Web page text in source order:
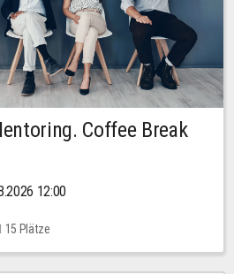
Coffee Break
12:00
15 Plätze